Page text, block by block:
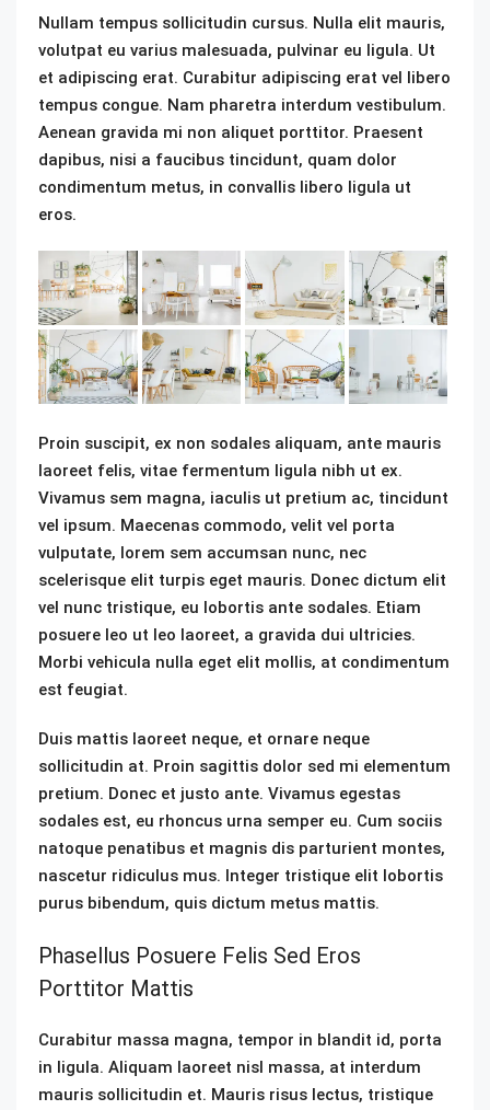
Nullam tempus sollicitudin cursus. Nulla elit mauris,
volutpat eu varius malesuada, pulvinar eu ligula. Ut
et adipiscing erat. Curabitur adipiscing erat vel libero
tempus congue. Nam pharetra interdum vestibulum.
Aenean gravida mi non aliquet porttitor. Praesent
dapibus, nisi a faucibus tincidunt, quam dolor
condimentum metus, in convallis libero ligula ut
eros.
Proin suscipit, ex non sodales aliquam, ante mauris
laoreet felis, vitae fermentum ligula nibh ut ex.
Vivamus sem magna, iaculis ut pretium ac, tincidunt
vel ipsum. Maecenas commodo, velit vel porta
vulputate, lorem sem accumsan nunc, nec
scelerisque elit turpis eget mauris. Donec dictum elit
vel nunc tristique, eu lobortis ante sodales. Etiam
posuere leo ut leo laoreet, a gravida dui ultricies.
Morbi vehicula nulla eget elit mollis, at condimentum
est feugiat.
Duis mattis laoreet neque, et ornare neque
sollicitudin at. Proin sagittis dolor sed mi elementum
pretium. Donec et justo ante. Vivamus egestas
sodales est, eu rhoncus urna semper eu. Cum sociis
natoque penatibus et magnis dis parturient montes,
nascetur ridiculus mus. Integer tristique elit lobortis
purus bibendum, quis dictum metus mattis.
Phasellus Posuere Felis Sed Eros
Porttitor Mattis
Curabitur massa magna, tempor in blandit id, porta
in ligula. Aliquam laoreet nisl massa, at interdum
mauris sollicitudin et. Mauris risus lectus, tristique